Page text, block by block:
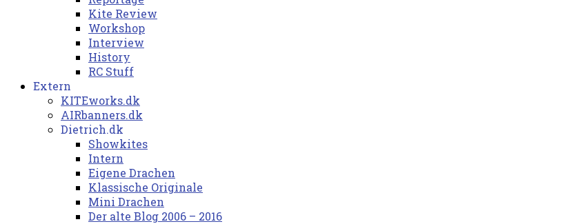
Kite Review
Workshop
Interview
History
RC Stuff
Extern
KITEworks.dk
AIRbanners.dk
Dietrich.dk
Showkites
Intern
Eigene Drachen
Klassische Originale
Mini Drachen
Der alte Blog 2006 – 2016